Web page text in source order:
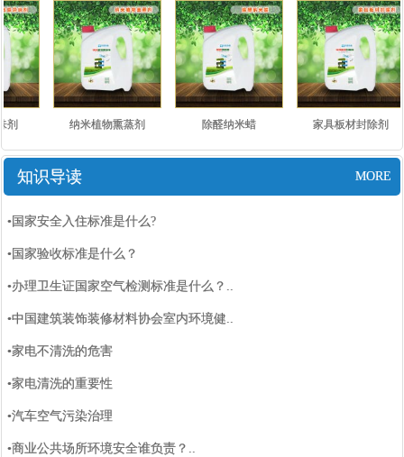
纳米植物熏蒸剂 除醛纳米蜡 家具板材封除剂
知识导读 MORE
•国家安全入住标准是什么?
•国家验收标准是什么？
•办理卫生证国家空气检测标准是什么？..
•中国建筑装饰装修材料协会室内环境健..
•家电不清洗的危害
•家电清洗的重要性
•汽车空气污染治理
•商业公共场所环境安全谁负责？..